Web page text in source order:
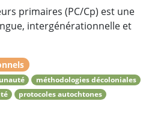
primaires (PC/Cp) est une
intergénérationnelle et
méthodologies décoloniales
protocoles autochtones